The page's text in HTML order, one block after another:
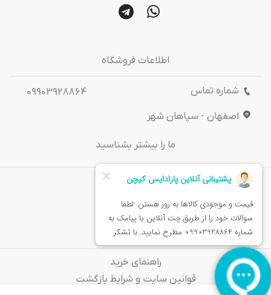
اطلاعات فروشگاه
شماره تماس
09903928864
اصفهان - سپاهان شهر
ما را بیشتر بشناسید
درباره‌ ما
تماس باما
خدمات مشتریان
راهنمای خرید
قوانین سایت و شرایط بازگشت